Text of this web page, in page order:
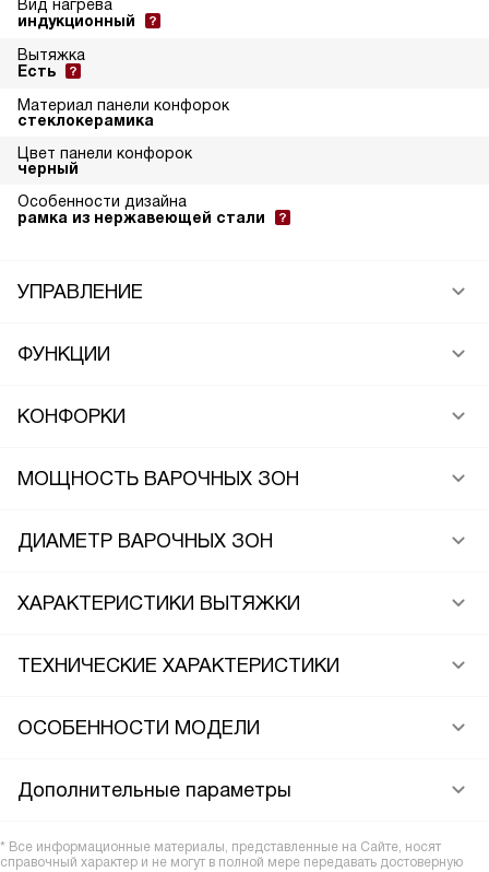
Вид нагрева
индукционный
Вытяжка
Есть
Материал панели конфорок
стеклокерамика
Цвет панели конфорок
черный
Особенности дизайна
рамка из нержавеющей стали
УПРАВЛЕНИЕ
ФУНКЦИИ
КОНФОРКИ
МОЩНОСТЬ ВАРОЧНЫХ ЗОН
ДИАМЕТР ВАРОЧНЫХ ЗОН
ХАРАКТЕРИСТИКИ ВЫТЯЖКИ
ТЕХНИЧЕСКИЕ ХАРАКТЕРИСТИКИ
ОСОБЕННОСТИ МОДЕЛИ
Дополнительные параметры
* Все информационные материалы, представленные на Сайте, носят
справочный характер и не могут в полной мере передавать достоверную